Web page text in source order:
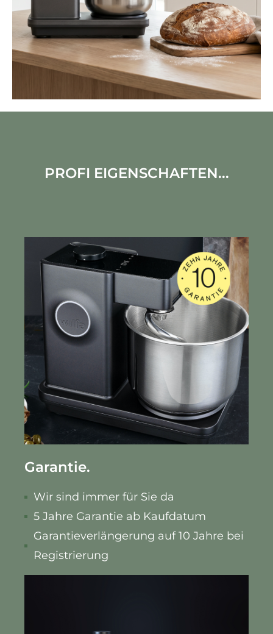
PROFI EIGENSCHAFTEN...
Garantie.
Wir sind immer für Sie da
5 Jahre Garantie ab Kaufdatum
Garantieverlängerung auf 10 Jahre bei
Registrierung